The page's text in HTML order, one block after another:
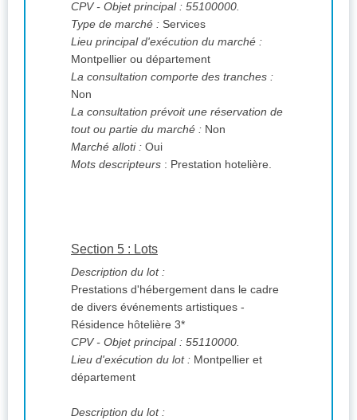
CPV- Objet principal : 55100000.
Type de marché : Services
Lieu principal d'exécution du marché :
Montpellier ou département
La consultation comporte des tranches :
Non
La consultation prévoit une réservation de
tout ou partie du marché : Non
Marché alloti : Oui
Mots descripteurs : Prestation hotelière.
Section 5 : Lots
Description du lot :
Prestations d'hébergement dans le cadre
de divers événements artistiques -
Résidence hôtelière 3*
CPV- Objet principal : 55110000.
Lieu d'exécution du lot : Montpellier et
département
Description du lot :